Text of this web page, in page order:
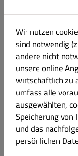
knuspriger Lachs,
Produktinformation
S52 CRUNCHY
Laktose Eier
knuspriger Thunfisch,
Mayonnaise
Produktinformation
Wir nutzen
sind notwendig
andere nicht
unsere online
wirtschaftlich zu
umfass alle
ausgewählten,
Speicherung
und das
persönlichen